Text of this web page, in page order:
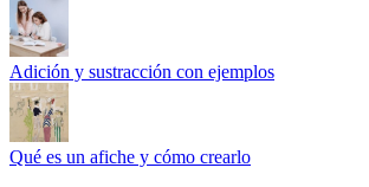
Adición y sustracción con ejemplos
Qué es un afiche y cómo crearlo